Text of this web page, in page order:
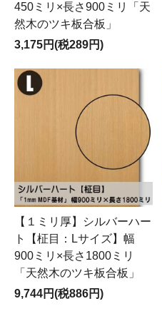
450ミリ×長さ900ミリ「天
然木のツキ板合板」
3,175円(税289円)
【１ミリ厚】シルバーハー
ト【柾目：Lサイズ】幅
900ミリ×長さ1800ミリ
「天然木のツキ板合板」
9,744円(税886円)